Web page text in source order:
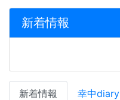
新着情報
新着情報 幸中diary